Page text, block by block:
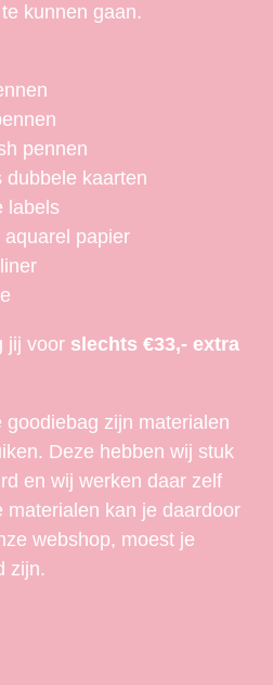
kunnen gaan.
pennen
kaarten
labels
papier
jij voor slechts €33,- extra
zijn materialen
Deze hebben wij stuk
en wij werken daar zelf
materialen kan je daardoor
webshop, moest je
zijn.